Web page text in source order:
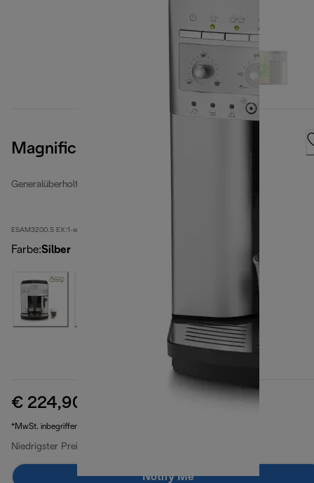
Magnifica
Generalüberholte Kaffeevollautomaten
ESAM3200.S EX:1-second
Farbe:Silber
€ 224,90
*MwSt. inbegriffen
Niedrigster Preis seit 30 Tagen
Notify Me